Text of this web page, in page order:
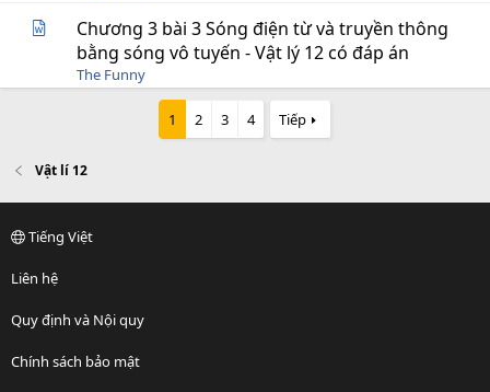
Chương 3 bài 3 Sóng điện từ và truyền thông
bằng sóng vô tuyến - Vật lý 12 có đáp án
The Funny
1 2 3 4 Tiếp
Vật lí 12
Tiếng Việt
Liên hệ
Quy định và Nội quy
Chính sách bảo mật